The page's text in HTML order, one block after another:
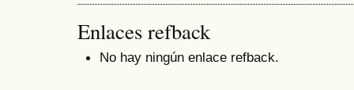
Enlaces refback
No hay ningún enlace refback.